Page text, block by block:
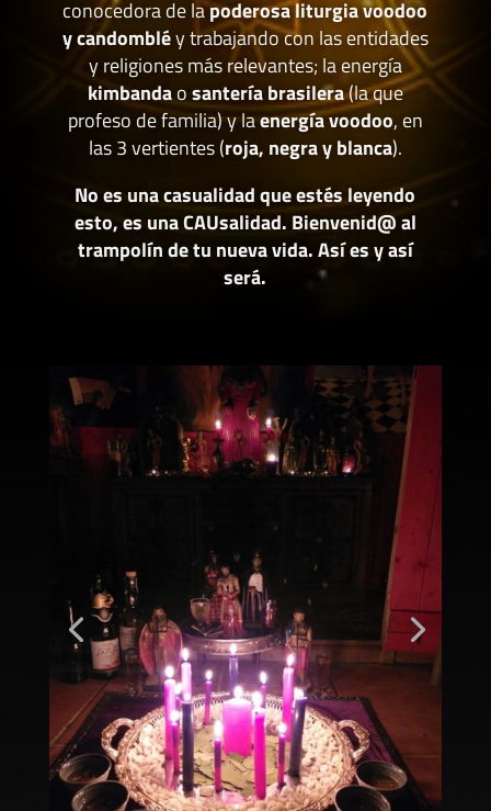
conocedora de lapoderosa liturgia voodoo
y candombléy trabajando con las entidades
y religiones más relevantes; la energía
kimbandaosantería brasilera(la que
profeso de familia) y laenergía voodoo, en
las 3 vertientes (roja, negra y blanca).
No es una casualidad que estés leyendo
esto, es una CAUsalidad. Bienvenid@ al
trampolín de tu nueva vida. Así es y así
será.